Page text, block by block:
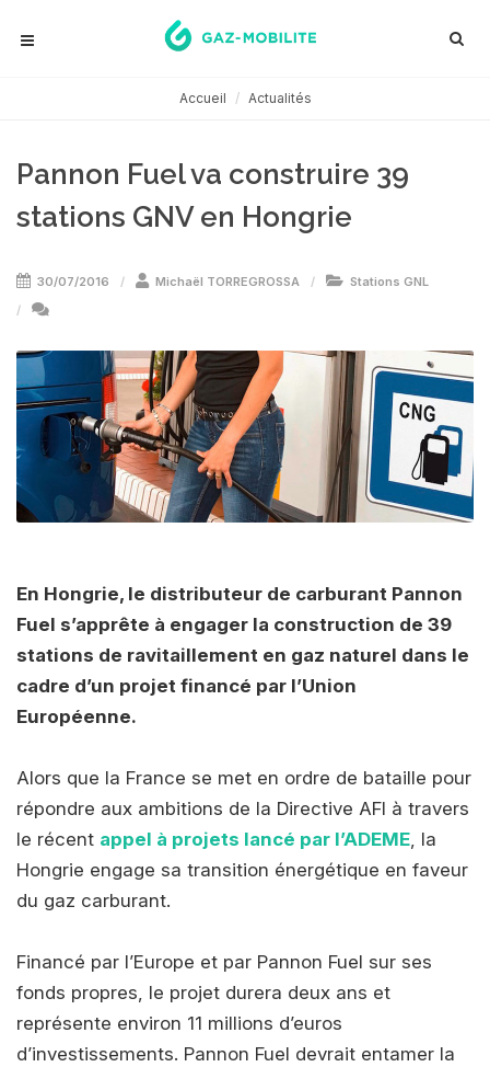
Accueil Actualités
Pannon Fuel va construire 39
stations GNV en Hongrie
30/07/2016 Michaël TORREGROSSA Stations GNL
En Hongrie, le distributeur de carburant Pannon
Fuel s’apprête à engager la construction de 39
stations de ravitaillement en gaz naturel dans le
cadre d’un projet financé par l’Union
Européenne.
Alors que la France se met en ordre de bataille pour
répondre aux ambitions de la Directive AFI à travers
le récent appel à projets lancé par l’ADEME , la
Hongrie engage sa transition énergétique en faveur
du gaz carburant.
Financé par l’Europe et par Pannon Fuel sur ses
fonds propres, le projet durera deux ans et
représente environ 11 millions d’euros
d’investissements. Pannon Fuel devrait entamer la